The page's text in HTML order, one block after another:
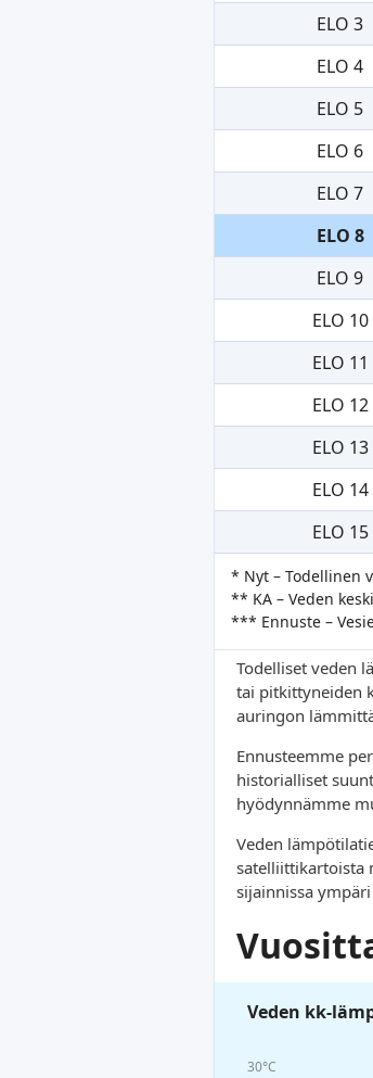
ELO 3
ELO 4
ELO 5
ELO 6
ELO 7
ELO 8
ELO 9
ELO 10
ELO 11
ELO 12
ELO 13
ELO 14
ELO 15
* Nyt – Todellinen
** KA – Veden
*** Ennuste –
Todelliset veden
tai pitkittyneiden
auringon
Ennusteemme
historialliset
hyödynnämme
Veden
satelliittikartoista
sijainnissa
Veden kk-
30°C